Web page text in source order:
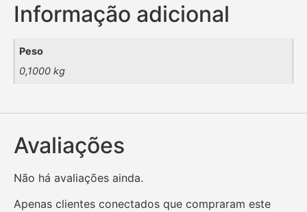
Informação adicional
Peso
0,1000 kg
Avaliações
Não há avaliações ainda.
Apenas clientes conectados que compraram este